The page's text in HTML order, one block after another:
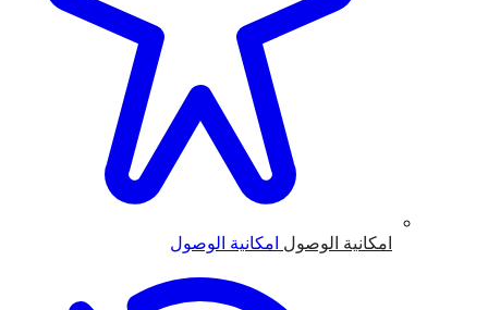
امكانية الوصول امكانية الوصول